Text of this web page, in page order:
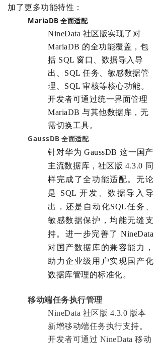
加了更多功能特性：
MariaDB 全面适配
NineData 社区版实现了对
MariaDB 的全功能覆盖，包
括 SQL 窗口、数据导入导
出、SQL 任务、敏感数据管
理、SQL 审核等核心功能。
开发者可通过统一界面管理
MariaDB 与其他数据库，无
需切换工具。
GaussDB 全面适配
针对华为 GaussDB 这一国产
主流数据库，社区版 4.3.0 同
样完成了全功能适配。无论
是 SQL 开发、数据导入导
出，还是自动化SQL任务、
敏感数据保护，均能无缝支
持。进一步完善了 NineData
对国产数据库的兼容能力，
助力企业级用户实现国产化
数据库管理的标准化。
移动端任务执行管理
NineData 社区版 4.3.0 版本
新增移动端任务执行支持。
开发者可通过 NineData 移动